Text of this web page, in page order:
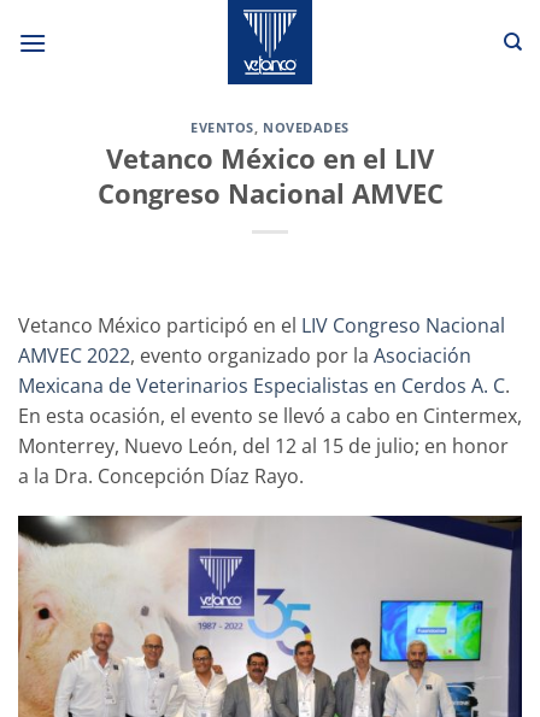
EVENTOS, NOVEDADES
Vetanco México en el LIV
Congreso Nacional AMVEC
Vetanco México participó en el LIV Congreso Nacional
AMVEC 2022, evento organizado por la Asociación
Mexicana de Veterinarios Especialistas en Cerdos A. C.
En esta ocasión, el evento se llevó a cabo en Cintermex,
Monterrey, Nuevo León, del 12 al 15 de julio; en honor
a la Dra. Concepción Díaz Rayo.